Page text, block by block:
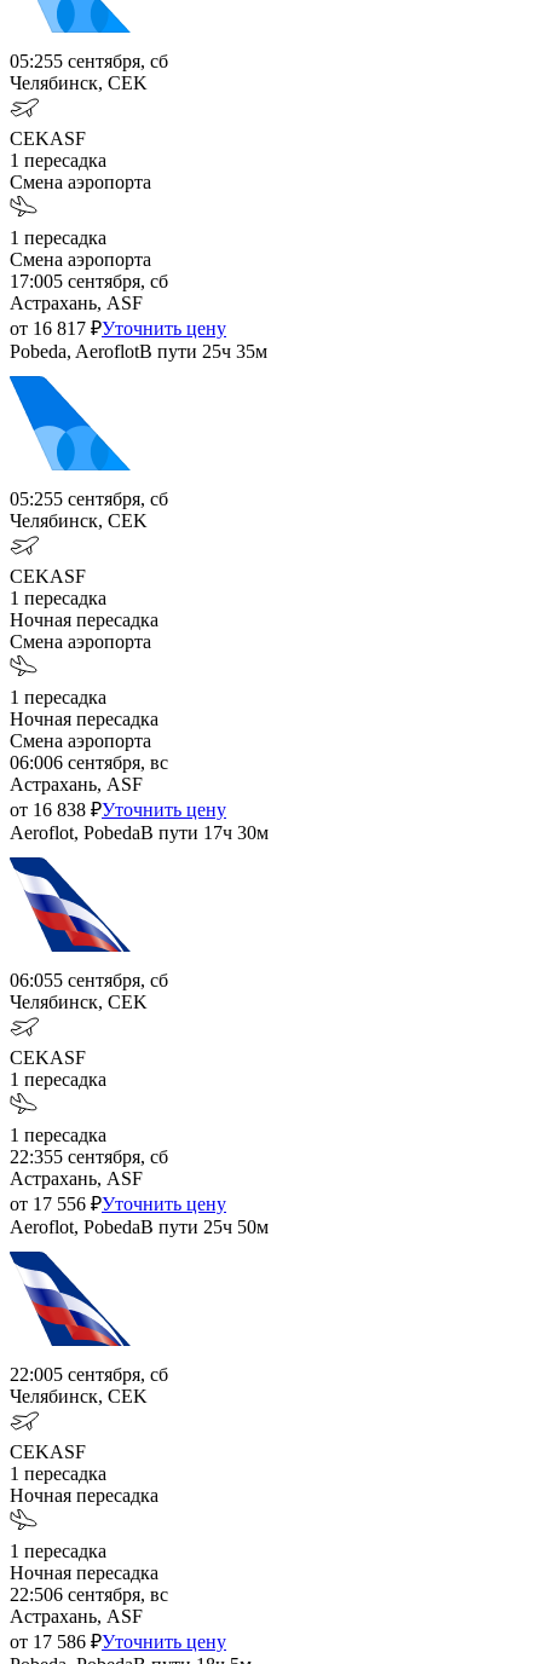
05:255 сентября, сб
Челябинск, CEK
CEKASF
1 пересадка
Смена аэропорта
1 пересадка
Смена аэропорта
17:005 сентября, сб
Астрахань, ASF
от 16 817 ₽Уточнить цену
Pobeda, AeroflotВ пути 25ч 35м
05:255 сентября, сб
Челябинск, CEK
CEKASF
1 пересадка
Ночная пересадка
Смена аэропорта
1 пересадка
Ночная пересадка
Смена аэропорта
06:006 сентября, вс
Астрахань, ASF
от 16 838 ₽Уточнить цену
Aeroflot, PobedaВ пути 17ч 30м
06:055 сентября, сб
Челябинск, CEK
CEKASF
1 пересадка
1 пересадка
22:355 сентября, сб
Астрахань, ASF
от 17 556 ₽Уточнить цену
Aeroflot, PobedaВ пути 25ч 50м
22:005 сентября, сб
Челябинск, CEK
CEKASF
1 пересадка
Ночная пересадка
1 пересадка
Ночная пересадка
22:506 сентября, вс
Астрахань, ASF
от 17 586 ₽Уточнить цену